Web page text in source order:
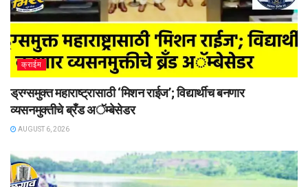
क्राईम
ड्रग्समुक्त महाराष्ट्रासाठी ‘मिशन राईज’; विद्यार्थीच बनणार
व्यसनमुक्तीचे ब्रँड अॅम्बेसेडर
AUGUST 6, 2026